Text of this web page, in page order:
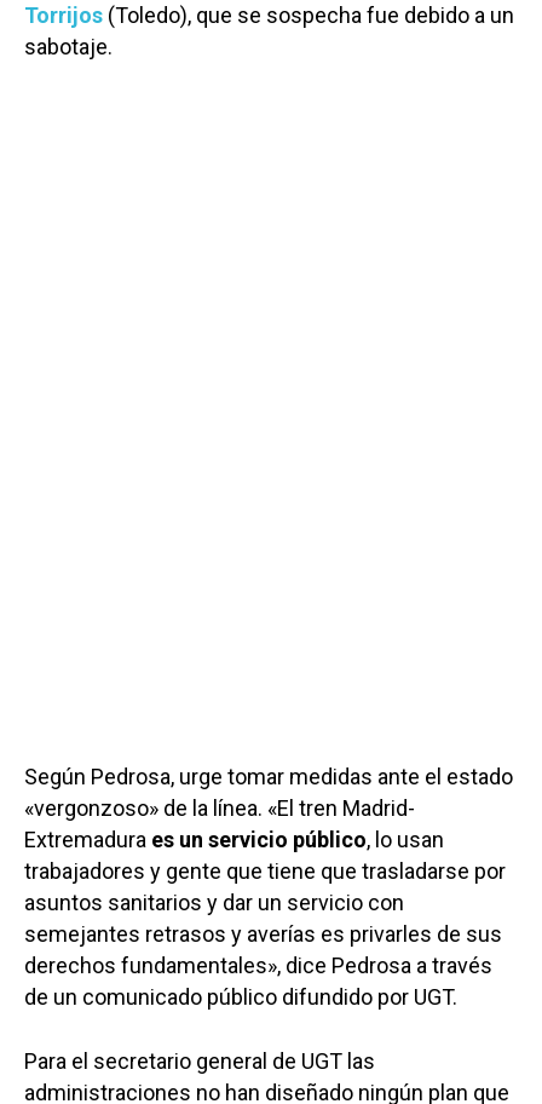
Torrijos (Toledo), que se sospecha fue debido a un
sabotaje.
Según Pedrosa, urge tomar medidas ante el estado
«vergonzoso» de la línea. «El tren Madrid-
Extremadura es un servicio público, lo usan
trabajadores y gente que tiene que trasladarse por
asuntos sanitarios y dar un servicio con
semejantes retrasos y averías es privarles de sus
derechos fundamentales», dice Pedrosa a través
de un comunicado público difundido por UGT.
Para el secretario general de UGT las
administraciones no han diseñado ningún plan que